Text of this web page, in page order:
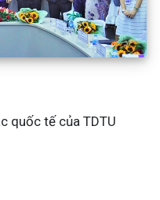
quốc tế của TDTU